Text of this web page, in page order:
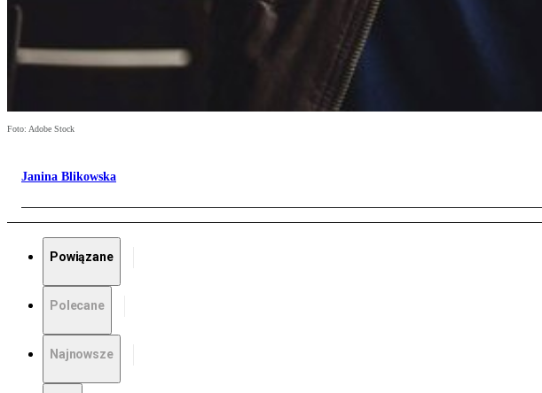
Foto: Adobe Stock
Janina Blikowska
Powiązane
Polecane
Najnowsze